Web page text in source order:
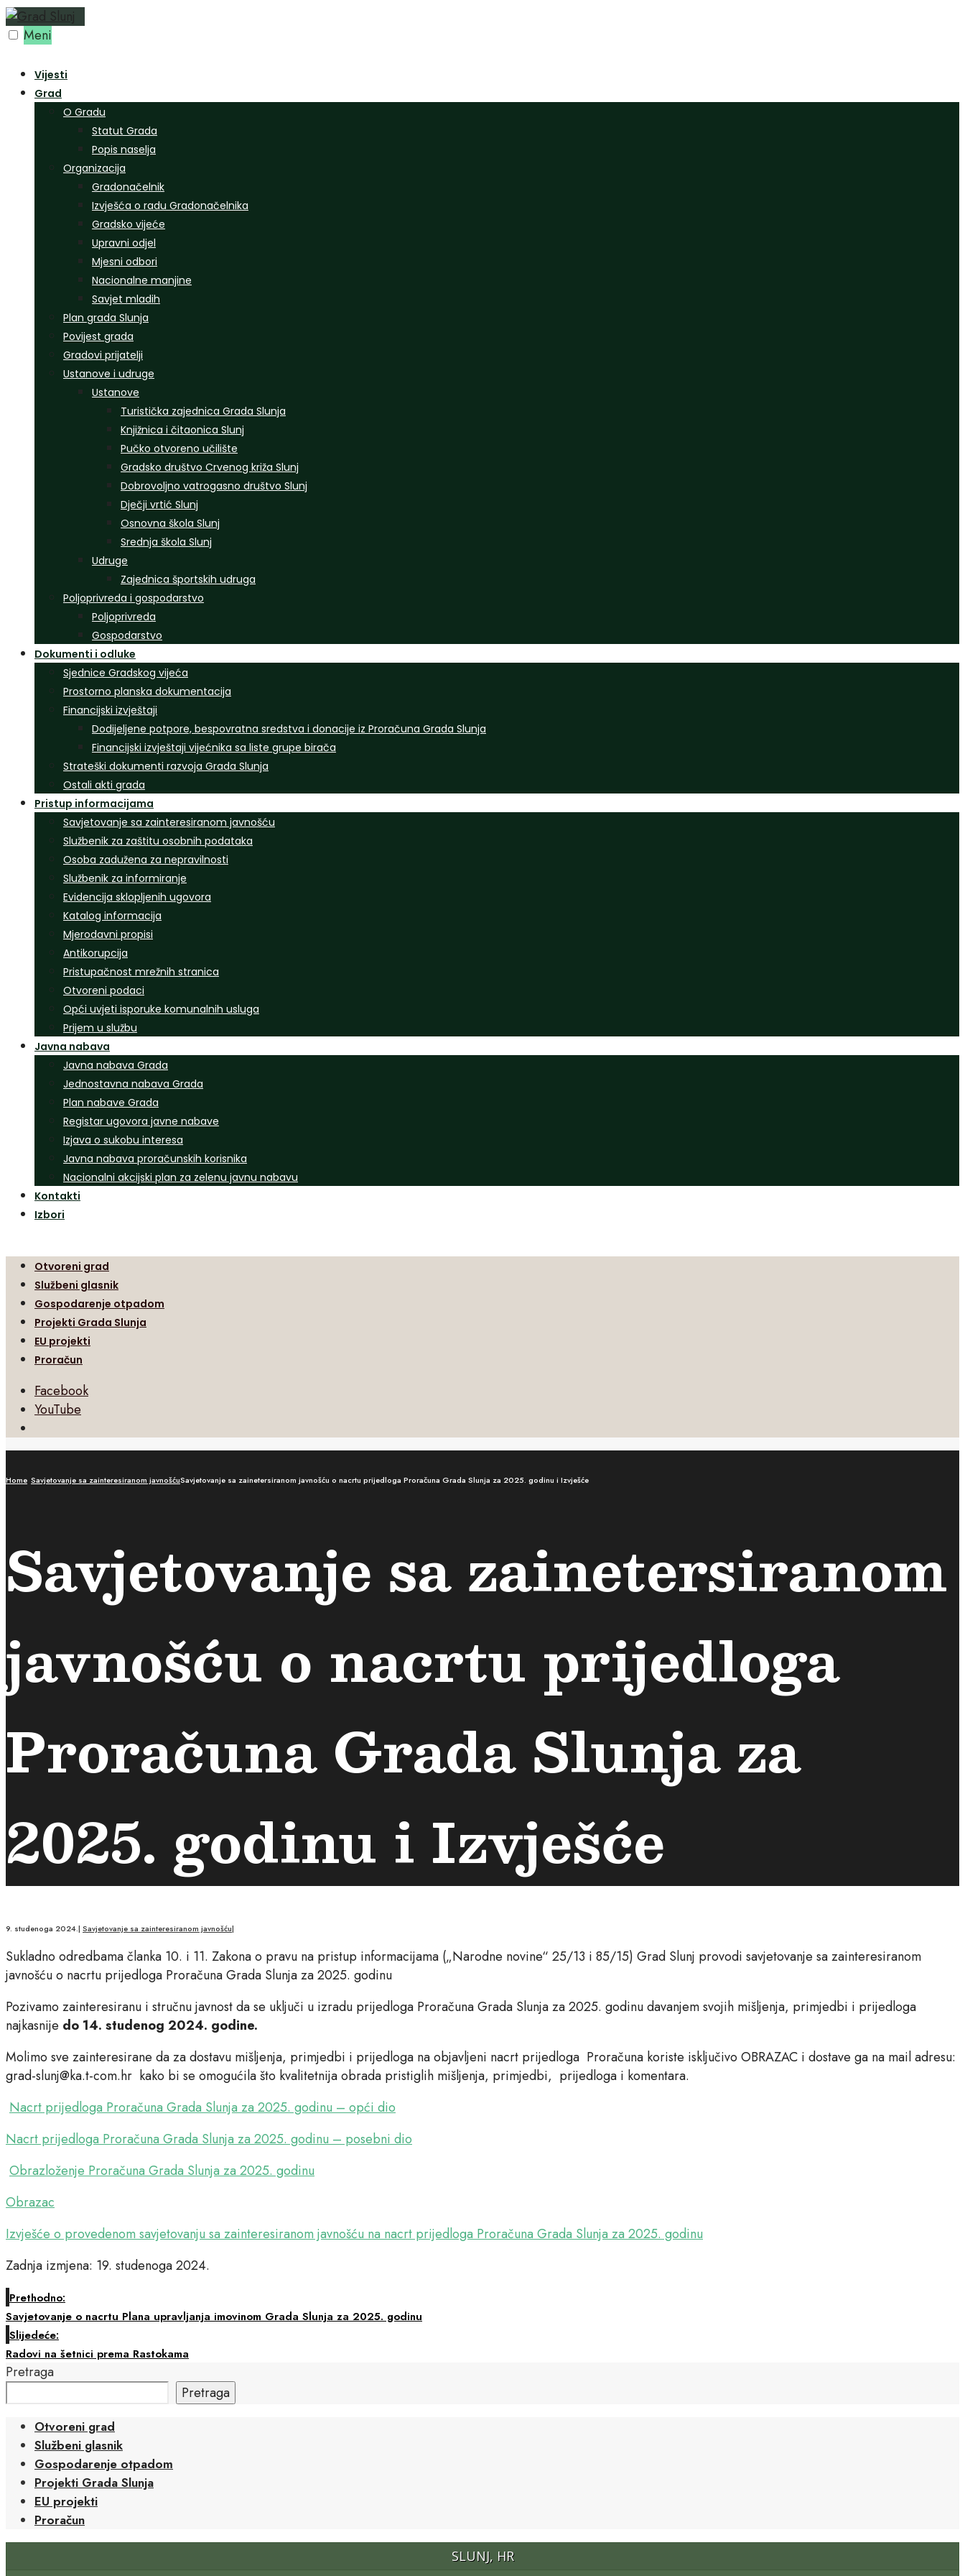
Preskoči
na Meni
Vijesti
Grad
O Gradu
Statut Grada
Popis naselja
Organizacija
Gradonačelnik
Izvješća o radu Gradonačelnika
Gradsko vijeće
Upravni odjel
Mjesni odbori
Nacionalne manjine
Savjet mladih
Plan grada Slunja
Povijest grada
Gradovi prijatelji
Ustanove i udruge
Ustanove
Turistička zajednica Grada Slunja
Knjižnica i čitaonica Slunj
Pučko otvoreno učilište
Gradsko društvo Crvenog križa Slunj
Dobrovoljno vatrogasno društvo Slunj
Dječji vrtić Slunj
Osnovna škola Slunj
Srednja škola Slunj
Udruge
Zajednica športskih udruga
Poljoprivreda i gospodarstvo
Poljoprivreda
Gospodarstvo
Dokumenti i odluke
Sjednice Gradskog vijeća
Prostorno planska dokumentacija
Financijski izvještaji
Dodijeljene potpore, bespovratna sredstva i donacije iz Proračuna Grada Slunja
Financijski izvještaji vijećnika sa liste grupe birača
Strateški dokumenti razvoja Grada Slunja
Ostali akti grada
Pristup informacijama
Savjetovanje sa zainteresiranom javnošću
Službenik za zaštitu osobnih podataka
Osoba zadužena za nepravilnosti
Službenik za informiranje
Evidencija sklopljenih ugovora
Katalog informacija
Mjerodavni propisi
Antikorupcija
Pristupačnost mrežnih stranica
Otvoreni podaci
Opći uvjeti isporuke komunalnih usluga
Prijem u službu
Javna nabava
Javna nabava Grada
Jednostavna nabava Grada
Plan nabave Grada
Registar ugovora javne nabave
Izjava o sukobu interesa
Javna nabava proračunskih korisnika
Nacionalni akcijski plan za zelenu javnu nabavu
Kontakti
Izbori
Otvoreni grad
Službeni glasnik
Gospodarenje otpadom
Projekti Grada Slunja
EU projekti
Proračun
Facebook
YouTube
Search
Home Savjetovanje sa zainteresiranom javnošćuSavjetovanje sa zainetersiranom javnošću o nacrtu prijedloga Proračuna Grada Slunja za 2025. godinu i Izvješće
Savjetovanje sa zainetersiranom
javnošću o nacrtu prijedloga
Proračuna Grada Slunja za
2025. godinu i Izvješće
9. studenoga 2024.| Savjetovanje sa zainteresiranom javnošću|
Sukladno odredbama članka 10. i 11. Zakona o pravu na pristup informacijama („Narodne novine“ 25/13 i 85/15) Grad Slunj provodi savjetovanje sa zainteresiranom
javnošću o nacrtu prijedloga Proračuna Grada Slunja za 2025. godinu
Pozivamo zainteresiranu i stručnu javnost da se uključi u izradu prijedloga Proračuna Grada Slunja za 2025. godinu davanjem svojih mišljenja, primjedbi i prijedloga
najkasnije do 14. studenog 2024. godine.
Molimo sve zainteresirane da za dostavu mišljenja, primjedbi i prijedloga na objavljeni nacrt prijedloga Proračuna koriste isključivo OBRAZAC i dostave ga na mail adresu:
grad-slunj@ka.t-com.hr kako bi se omogućila što kvalitetnija obrada pristiglih mišljenja, primjedbi, prijedloga i komentara.
Nacrt prijedloga Proračuna Grada Slunja za 2025. godinu – opći dio
Nacrt prijedloga Proračuna Grada Slunja za 2025. godinu – posebni dio
Obrazloženje Proračuna Grada Slunja za 2025. godinu
Obrazac
Izvješće o provedenom savjetovanju sa zainteresiranom javnošću na nacrt prijedloga Proračuna Grada Slunja za 2025. godinu
Zadnja izmjena: 19. studenoga 2024.
Prethodno:
Savjetovanje o nacrtu Plana upravljanja imovinom Grada Slunja za 2025. godinu
Slijedeće:
Radovi na šetnici prema Rastokama
Pretraga
Pretraga
Otvoreni grad
Službeni glasnik
Gospodarenje otpadom
Projekti Grada Slunja
EU projekti
Proračun
SLUNJ, HR